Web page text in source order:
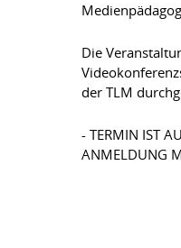
Die
der TLM
- TERMIN IST
ANMELDUNG